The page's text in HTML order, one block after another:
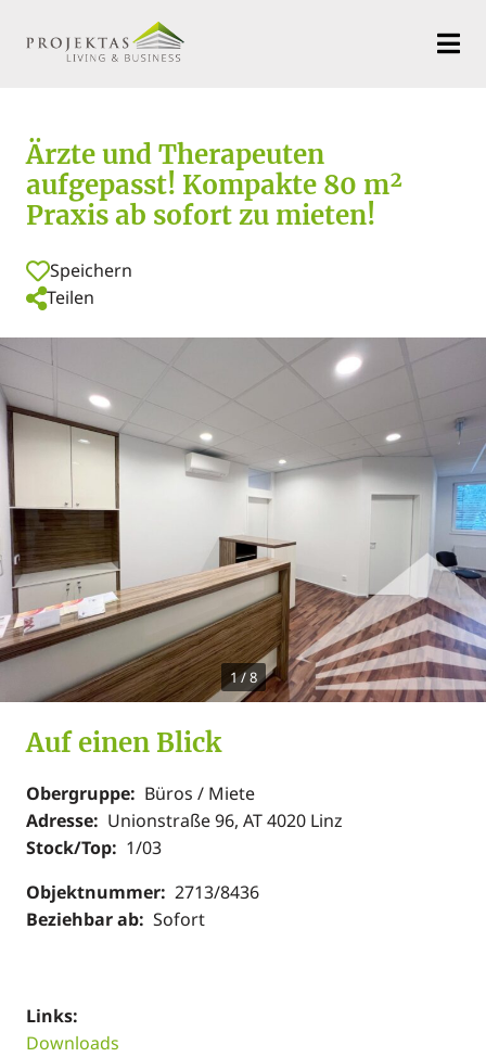
Ärzte und Therapeuten
aufgepasst! Kompakte 80 m²
Praxis ab sofort zu mieten!
Speichern
Teilen
1/8
Auf einen Blick
Obergruppe: Büros / Miete
Adresse: Unionstraße 96, AT 4020 Linz
Stock/Top: 1/03
Objektnummer: 2713/8436
Beziehbar ab: Sofort
Links:
Downloads